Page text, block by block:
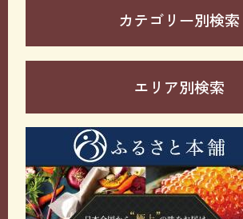
カテゴリー別検索
エリア別検索